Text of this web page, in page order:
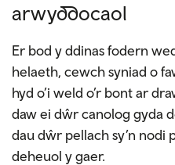
arwyddocaol
Er bod y ddinas fodern
helaeth, cewch syniad o
hyd o’i weld o’r bont ar
daw ei dŵr canolog gyda
dau dŵr pellach sy’n nodi
deheuol y gaer.